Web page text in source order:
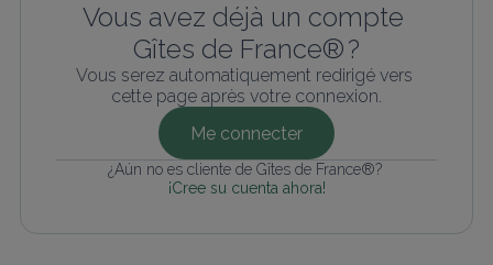
Vous avez déjà un compte
Gîtes de France® ?
Vous serez automatiquement redirigé vers
cette page après votre connexion.
Me connecter
¿Aún no es cliente de Gîtes de France®?
¡Cree su cuenta ahora!